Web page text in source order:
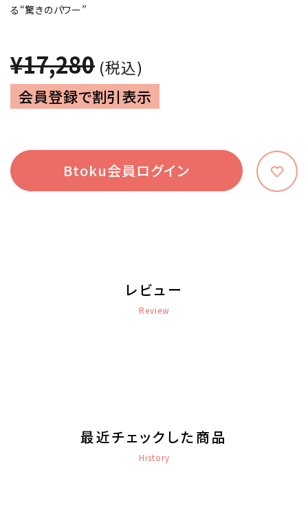
る“驚きのパワー”
¥17,280 (税込)
会員登録で割引表示
Btoku会員ログイン
レビュー
Review
最近チェックした商品
History